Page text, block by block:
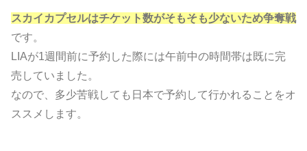
スカイカプセルはチケット数がそもそも少ないため争奪戦
です。
LIAが1週間前に予約した際には午前中の時間帯は既に完
売していました。
なので、多少苦戦しても日本で予約して行かれることをオ
ススメします。